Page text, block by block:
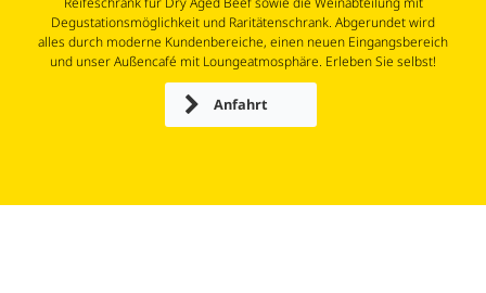
Degustationsmöglichkeit und Raritätenschrank. Abgerundet wird
alles durch moderne Kundenbereiche, einen neuen Eingangsbereich
und unser Außencafé mit Loungeatmosphäre. Erleben Sie selbst!
Anfahrt